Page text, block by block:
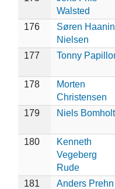
Walsted
176
Søren
Nielsen
177 Tonny
178
Morten
Christensen
179 Niels Bomholt
180
Kenneth
Vegeberg
Rude
181 Anders Prehn